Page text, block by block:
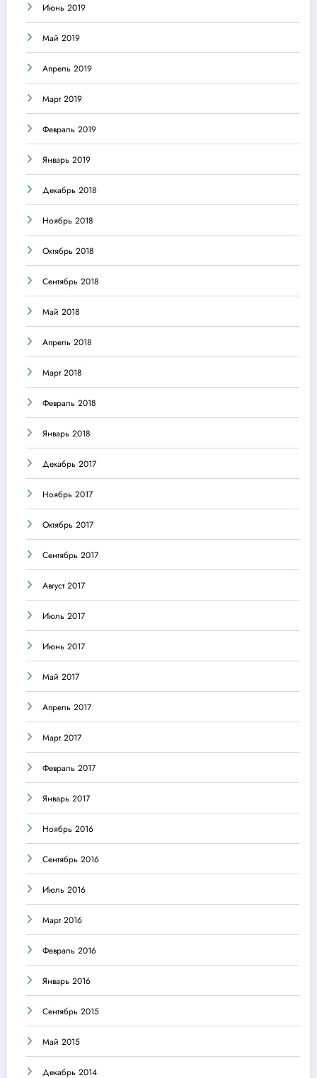
Июнь 2019
Май 2019
Апрель 2019
Март 2019
Февраль 2019
Январь 2019
Декабрь 2018
Ноябрь 2018
Октябрь 2018
Сентябрь 2018
Май 2018
Апрель 2018
Март 2018
Февраль 2018
Январь 2018
Декабрь 2017
Ноябрь 2017
Октябрь 2017
Сентябрь 2017
Август 2017
Июль 2017
Июнь 2017
Май 2017
Апрель 2017
Март 2017
Февраль 2017
Январь 2017
Ноябрь 2016
Сентябрь 2016
Июль 2016
Март 2016
Февраль 2016
Январь 2016
Сентябрь 2015
Май 2015
Декабрь 2014